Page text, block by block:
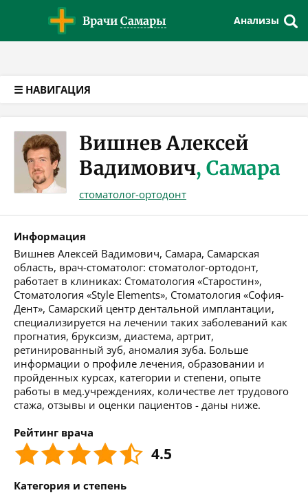
Врачи Самары Анализы
☰ НАВИГАЦИЯ
Вишнев Алексей
Вадимович, Самара
стоматолог-ортодонт
Информация
Вишнев Алексей Вадимович, Самара, Самарская
область, врач-стоматолог: стоматолог-ортодонт,
работает в клиниках: Стоматология «Старостин»,
Стоматология «Style Elements», Стоматология «София-
Дент», Самарский центр дентальной имплантации,
специализируется на лечении таких заболеваний как
прогнатия, бруксизм, диастема, артрит,
ретинированный зуб, аномалия зуба. Больше
информации о профиле лечения, образовании и
пройденных курсах, категории и степени, опыте
работы в мед.учреждениях, количестве лет трудового
стажа, отзывы и оценки пациентов - даны ниже.
Рейтинг врача
4.5
Категория и степень